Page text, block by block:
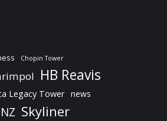
Chopin Tower
HB Reavis
Legacy Tower news
Skyliner